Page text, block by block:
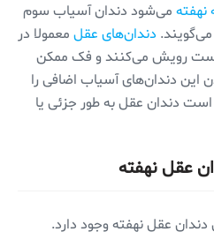
نهفته می‌شود دندان آسیاب سوم
می‌گویند. دندان‌های عقل معمولا در
بیست رویش می‌کنند و فک ممکن
این دندان‌های آسیاب اضافی را
دندان عقل به طور جزئی یا
عقل نهفته
عقل نهفته وجود دارد.